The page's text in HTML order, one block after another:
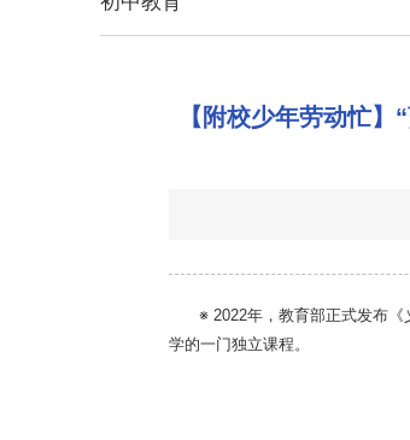
【附校少年劳动忙
※ 2022年，教育部正式发布
学的一门独立课程。